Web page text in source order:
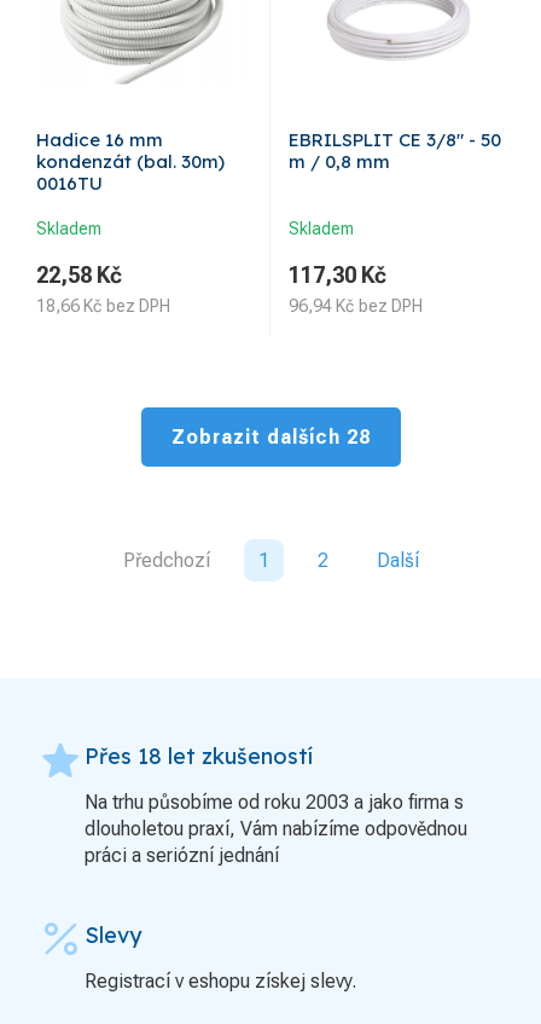
Hadice 16 mm
kondenzát (bal. 30m)
0016TU
Skladem
22,58 Kč
18,66 Kč bez DPH
EBRILSPLIT CE 3/8" - 50
m / 0,8 mm
Skladem
117,30 Kč
96,94 Kč bez DPH
Zobrazit dalších 28
Předchozí 1 2 Další
grade Přes 18 let zkušeností
Na trhu působíme od roku 2003 a jako firma s
dlouholetou praxí, Vám nabízíme odpovědnou
práci a seriózní jednání
percent Slevy
Registrací v eshopu získej slevy.